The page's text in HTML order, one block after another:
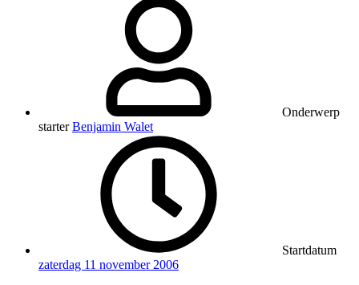
Onderwerp
starter Benjamin Walet
Startdatum
zaterdag 11 november 2006